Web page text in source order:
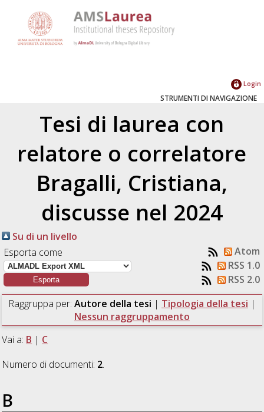
Login
STRUMENTI DI NAVIGAZIONE
Tesi di laurea con
relatore o correlatore
Bragalli, Cristiana,
discusse nel 2024
Su di un livello
Esporta come
Atom
RSS 1.0
RSS 2.0
Raggruppa per: Autore della tesi | Tipologia della tesi |
Nessun raggruppamento
Vai a: B | C
Numero di documenti: 2.
B